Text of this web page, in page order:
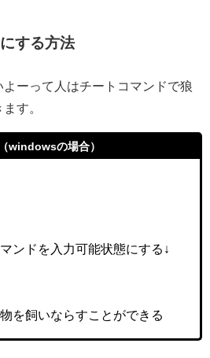
する方法
ーって人はチートコマンドで狼
す。
windowsの場合）
ンドを入力可能状態にする↓
を飼いならすことができる